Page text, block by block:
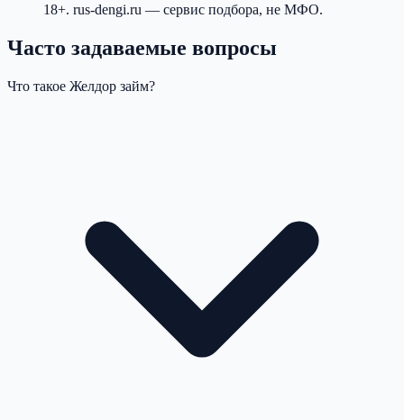
18+. rus-dengi.ru — сервис подбора, не МФО.
Часто задаваемые вопросы
Что такое Желдор займ?